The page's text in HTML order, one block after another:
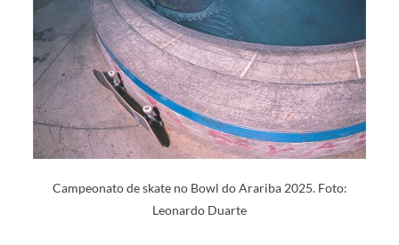
Campeonato de skate no Bowl do Arariba 2025. Foto:
Leonardo Duarte